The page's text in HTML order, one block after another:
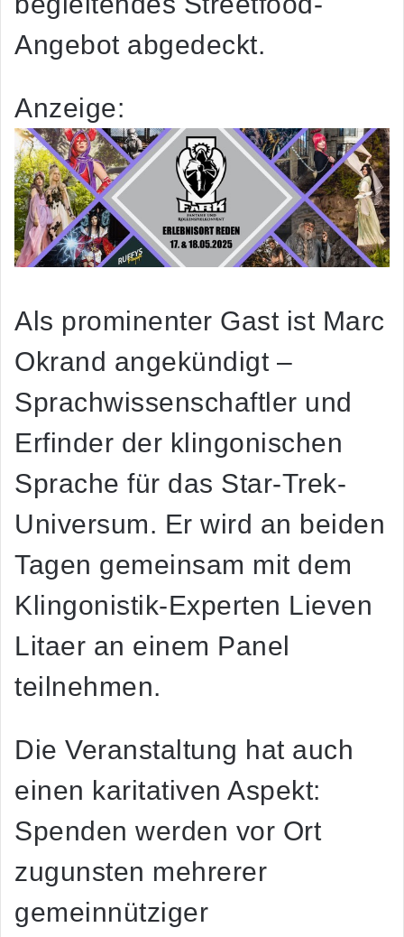
Angebot abgedeckt.
Anzeige:
Als prominenter Gast ist Marc
Okrand angekündigt –
Sprachwissenschaftler und
Erfinder der klingonischen
Sprache für das Star-Trek-
Universum. Er wird an beiden
Tagen gemeinsam mit dem
Klingonistik-Experten Lieven
Litaer an einem Panel
teilnehmen.
Die Veranstaltung hat auch
einen karitativen Aspekt:
Spenden werden vor Ort
zugunsten mehrerer
gemeinnütziger